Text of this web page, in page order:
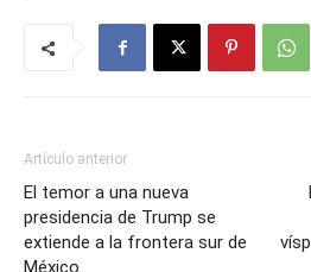
Artículo anterior
El temor a una nueva
presidencia de Trump se
extiende a la frontera sur de
México